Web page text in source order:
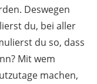
Deswegen
du, bei aller
du so, dass
Mit wem
machen,